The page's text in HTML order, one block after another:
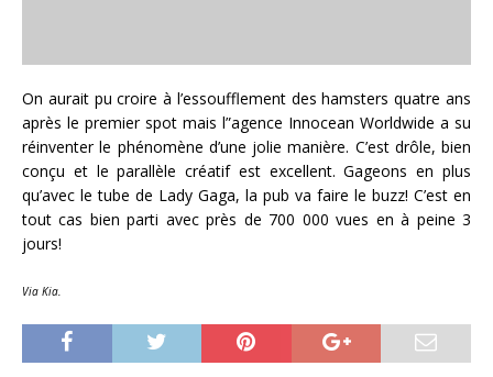
On aurait pu croire à l’essoufflement des hamsters quatre ans
après le premier spot mais l”agence Innocean Worldwide a su
réinventer le phénomène d’une jolie manière. C’est drôle, bien
conçu et le parallèle créatif est excellent. Gageons en plus
qu’avec le tube de Lady Gaga, la pub va faire le buzz! C’est en
tout cas bien parti avec près de 700 000 vues en à peine 3
jours!
Via Kia.